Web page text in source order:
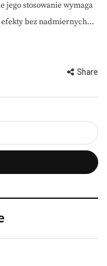
jego stosowanie wymaga
bez nadmiernych...
Share